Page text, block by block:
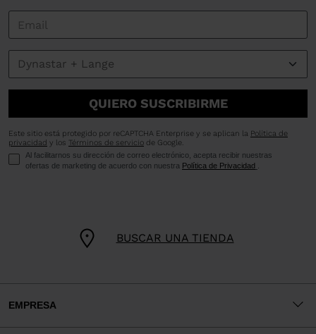
BUSCAR UNA TIENDA
QUIERO SUSCRIBIRME
Este sitio está protegido por reCAPTCHA Enterprise y se aplican la Política de
privacidad y los Términos de servicio de Google.
Al facilitarnos su dirección de correo electrónico, acepta recibir nuestras
ofertas de marketing de acuerdo con nuestra Política de Privacidad .
EMPRESA